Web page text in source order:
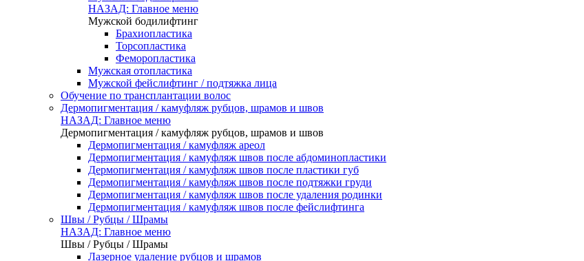
НАЗАД: Главное меню
Мужской бодилифтинг
Брахиопластика
Торсопластика
Феморопластика
Мужская отопластика
Мужской фейслифтинг / подтяжка лица
Обучение по трансплантации волос
Дермопигментация / камуфляж рубцов, шрамов и швов
НАЗАД: Главное меню
Дермопигментация / камуфляж рубцов, шрамов и швов
Дермопигментация / камуфляж ареол
Дермопигментация / камуфляж швов после абдоминопластики
Дермопигментация / камуфляж швов после пластики губ
Дермопигментация / камуфляж швов после подтяжки груди
Дермопигментация / камуфляж швов после удаления родинки
Дермопигментация / камуфляж швов после фейслифтинга
Швы / Рубцы / Шрамы
НАЗАД: Главное меню
Швы / Рубцы / Шрамы
Лазерное удаление рубцов и шрамов